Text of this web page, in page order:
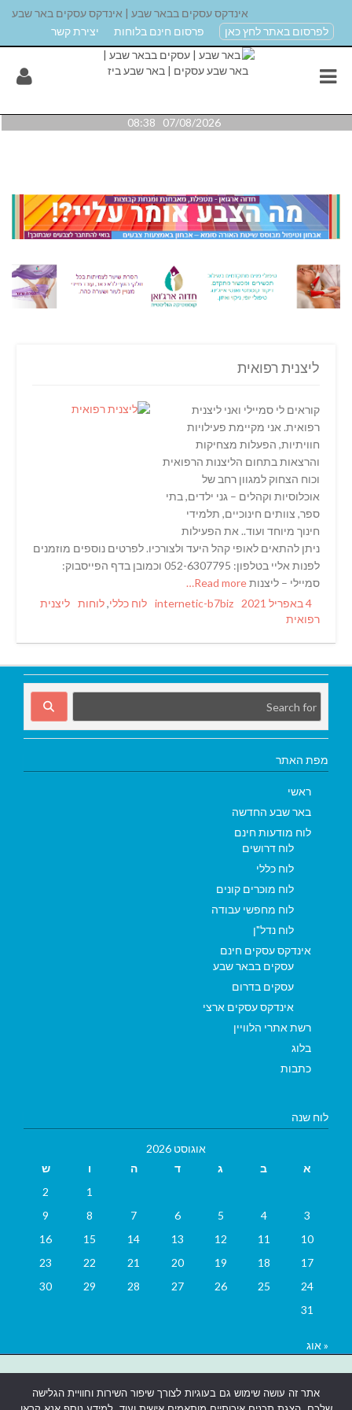
אינדקס עסקים בבאר שבע | אינדקס עסקים באר שבע
לפרסום באתר לחץ כאן
פרסום חינם בלוחות יצירת קשר
07/08/2026 08:38
ליצנית רפואית
קוראים לי סמיילי ואני ליצנית
רפואית. אני מקיימת פעילויות
חוויתיות, הפעלות מצחיקות
והרצאות בתחום הליצנות הרפואית
וכוח הצחוק למגוון רחב של
אוכלוסיות וקהלים – גני ילדים, בתי
ספר, צוותים חינוכיים, תלמידי
חינוך מיוחד ועוד.. את הפעילות
ניתן להתאים לאופי קהל היעד ולצורכיו. לפרטים נוספים מוזמנים
לפנות אליי בטלפון: 052-6307795 וכמובן בדף הפייסבוק:
סמיילי – ליצנות
Posted
on
4 באפריל 2021 Author
internetic-b7biz
Categories
לוח כללי,לוחות Tags
ליצנית
רפואית
מפת האתר
ראשי
באר שבע החדשה
לוח מודעות חינם
לוח דרושים
לוח כללי
לוח מוכרים קונים
לוח מחפשי עבודה
לוח נדל"ן
אינדקס עסקים חינם
עסקים בבאר שבע
עסקים בדרום
אינדקס עסקים ארצי
רשת אתרי הלוויין
בלוג
כתבות
לוח שנה
אוגוסט 2026
א
ב ג ד ה ו
ש
1
2
3
4
5
6
7
8
9
10
11
12
13
14
15
16
17
18
19
20
21
22
23
24
25
26
27
28
29
30
31
« אוג
אתרים בבאר שבע|
אתר זה עושה שימוש גם בעוגיות לצורך שיפור השירות וחוויית הגלישה